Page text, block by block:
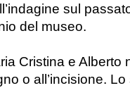
sul
del museo.
Cristina e Alberto
o all’incisione.